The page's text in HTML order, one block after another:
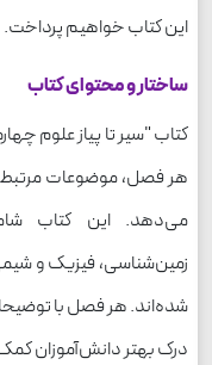
این کتاب خواهیم پرداخت.
ساختار و محتوای کتاب
کتاب "سیر تا پیاز علوم
هر فصل، موضوعات مرتبط
می‌دهد. این کتاب
زمین‌شناسی، فیزیک و
شده‌اند. هر فصل با
درک بهتر دانش‌آموزان